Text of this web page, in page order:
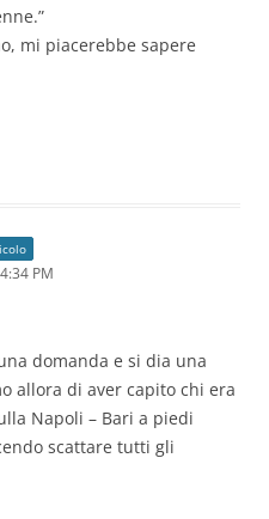
mi piacerebbe sapere
PM
domanda e si dia una
allora di aver capito chi era
Napoli – Bari a piedi
scattare tutti gli